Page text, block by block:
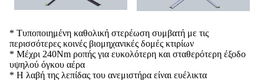
* Τυποποιημένη καθολική στερέωση συμβατή με τις
περισσότερες κοινές βιομηχανικές δομές κτιρίων
* Μέχρι 240Nm ροπής για ευκολότερη και σταθερότερη έξοδο
υψηλού όγκου αέρα
* Η λαβή της λεπίδας του ανεμιστήρα είναι ευέλικτα